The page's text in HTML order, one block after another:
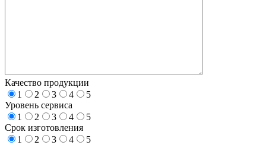
Качество продукции
1
2 3 4
5
Уровень сервиса
1
2 3 4
5
Срок изготовления
1
2 3 4
5